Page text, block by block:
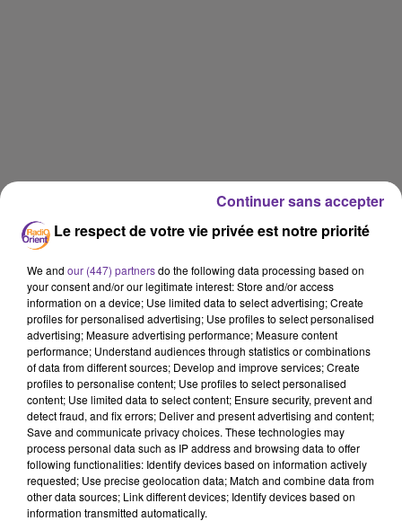
Rencontres (FR)
23 octobre 2019 - 20 min 30 sec
FRÉDÉRIC POTIER INVITÉ DE RENCONTRE
Le respect de votre vie privée est notre priorité
We and our (447) partnersdo the following data processing based on
your consent and/or our legitimate interest: Store and/or access
information on a device; Use limited data to select advertising; Create
profiles for personalised advertising; Use profiles to select personalised
advertising; Measure advertising performance; Measure content
performance; Understand audiences through statistics or combinations
of data from different sources; Develop and improve services; Create
profiles to personalise content; Use profiles to select personalised
content; Use limited data to select content; Ensure security, prevent and
detect fraud, and fix errors; Deliver and present advertising and content;
Save and communicate privacy choices. These technologies may
process personal data such as IP address and browsing data to offer
following functionalities: Identify devices based on information actively
requested; Use precise geolocation data; Match and combine data from
other data sources; Link different devices; Identify devices based on
information transmitted automatically.
Continuer sans accepter